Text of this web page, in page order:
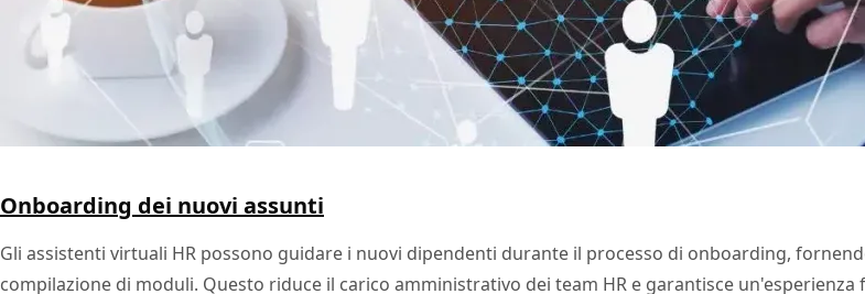
Onboarding dei nuovi assunti
Gli assistenti virtuali HR possono guidare i nuovi dipendenti durante il processo di onboarding,
compilazione di moduli. Questo riduce il carico amministrativo dei team HR e garantisce